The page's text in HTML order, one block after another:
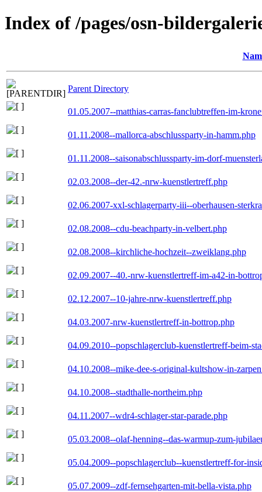
Index of /pages/osn-
Parent Directory
01.05.2007--matthias-carras-fanclubtreffen-im-
01.11.2008--mallorca-abschlussparty-in-hamm.php
01.11.2008--saisonabschlussparty-im-dorf-
02.03.2008--der-42.-nrw-kuenstlertreff.php
02.06.2007-xxl-schlagerparty-iii--oberhausen-
02.08.2008--cdu-beachparty-in-velbert.php
02.08.2008--kirchliche-hochzeit--zweiklang.php
02.09.2007--40.-nrw-kuenstlertreff-im-a42-in-
02.12.2007--10-jahre-nrw-kuenstlertreff.php
04.03.2007-nrw-kuenstlertreff-in-bottrop.php
04.09.2010--popschlagerclub-kuenstlertreff-beim-
04.10.2008--mike-dee-s-original-kultshow-in-
04.10.2008--stadthalle-northeim.php
04.11.2007--wdr4-schlager-star-parade.php
05.03.2008--olaf-henning--das-warmup-zum-
05.04.2009--popschlagerclub--kuenstlertreff-for-
05.07.2009--zdf-fernsehgarten-mit-bella-vista.php